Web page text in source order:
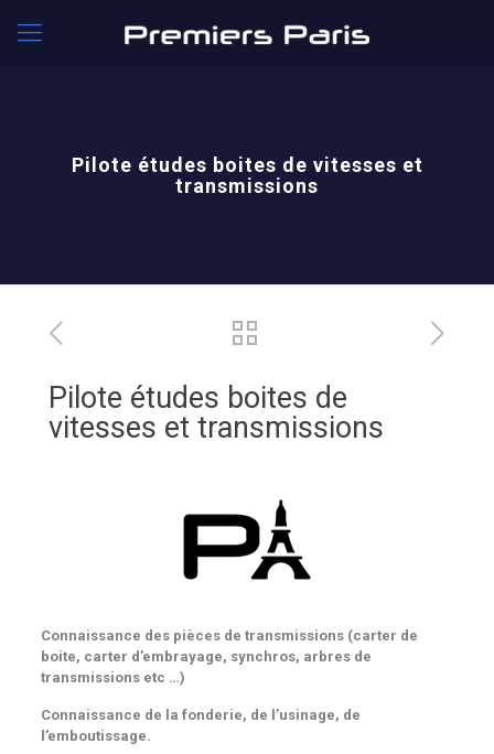
Pilote études boites de vitesses et
transmissions
Pilote études boites de
vitesses et transmissions
Connaissance des pièces de transmissions (carter de
boite, carter d’embrayage, synchros, arbres de
transmissions etc …)
Connaissance de la fonderie, de l’usinage, de
l’emboutissage.